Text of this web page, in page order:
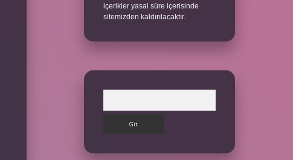
içerikler yasal süre içerisinde
sitemizden kaldırılacaktır.